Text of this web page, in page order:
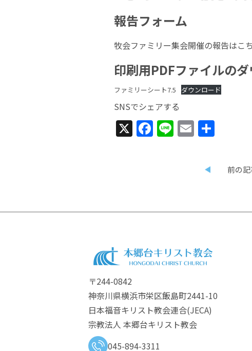
報告フォーム
牧会ファミリー集会開催の報告はこ
印刷用PDFファイルの
ファミリーシート7.5 ダウンロード
SNSでシェアする
X Facebook
LineEmail
前の
〒244-0842
神奈川県横浜市栄区飯島町2441-10
日本福音キリスト教会連合​(JECA)
宗教法人 本郷台キリスト教会
045-894-3311